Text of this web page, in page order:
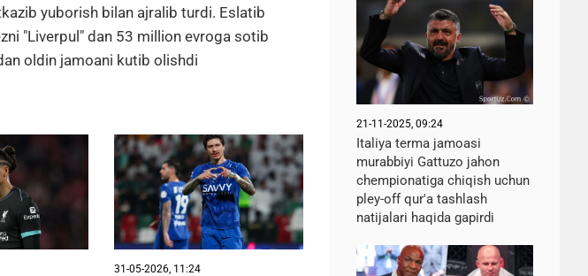
yuborish bilan ajralib turdi. Eslatib
"Liverpul" dan 53 million evroga sotib
oldin jamoani kutib olishdi
31-05-2026, 11:24
21-11-2025, 09:24
Italiya terma jamoasi
murabbiyi Gattuzo jahon
chempionatiga chiqish uchun
pley-off qur'a tashlash
natijalari haqida gapirdi